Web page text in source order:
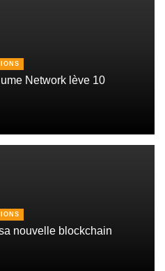
Network lève 10
nouvelle blockchain